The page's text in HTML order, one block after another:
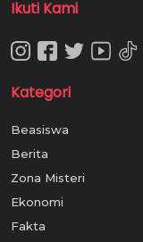
Ikuti Kami
Kategori
Beasiswa
Berita
Zona Misteri
Ekonomi
Fakta